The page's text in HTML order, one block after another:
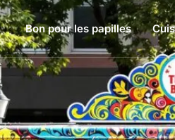
Bon pour les papilles